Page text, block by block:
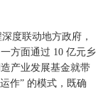
度联动地方政府，
方面通过 10 亿元乡
产业发展基金就带
作” 的模式，既确